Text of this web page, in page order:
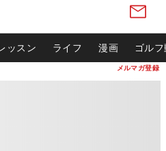
メルマガ登録
ッスン ライフ 漫画 ゴル